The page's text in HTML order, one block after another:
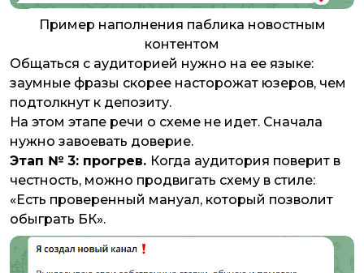
Пример наполнения паблика новостным
контентом
Общаться с аудиторией нужно на ее языке:
заумные фразы скорее насторожат юзеров, чем
подтолкнут к депозиту.
На этом этапе речи о схеме не идет. Сначала
нужно завоевать доверие.
Этап № 3: прогрев. Когда аудитория поверит в
честность, можно продвигать схему в стиле:
«Есть проверенный мануал, который позволит
обыграть БК».